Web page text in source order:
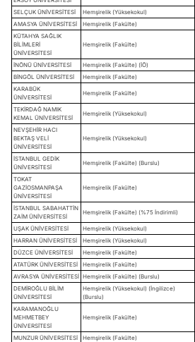
SELÇUK ÜNİVERSİTESİ Hemşirelik (Yüksekokul)
AMASYA ÜNİVERSİTESİ
Hemşirelik (Fakülte)
KÜTAHYA SAĞLIK
BİLİMLERİ
ÜNİVERSİTESİ
Hemşirelik (Fakülte)
İNÖNÜ ÜNİVERSİTESİ Hemşirelik (Fakülte) (İÖ)
BİNGÖL ÜNİVERSİTESİ
Hemşirelik (Fakülte)
KARABÜK
ÜNİVERSİTESİ
Hemşirelik (Fakülte)
TEKİRDAĞ NAMIK
KEMAL ÜNİVERSİTESİ
Hemşirelik (Yüksekokul)
NEVŞEHİR HACI
BEKTAŞ VELİ
ÜNİVERSİTESİ
Hemşirelik (Yüksekokul)
İSTANBUL GEDİK
ÜNİVERSİTESİ
Hemşirelik (Fakülte) (Burslu)
TOKAT
GAZİOSMANPAŞA
ÜNİVERSİTESİ
Hemşirelik (Fakülte)
İSTANBUL SABAHATTİN
ZAİM ÜNİVERSİTESİ
Hemşirelik (Fakülte) (%75 İndirimli)
UŞAK ÜNİVERSİTESİ Hemşirelik (Yüksekokul)
HARRAN ÜNİVERSİTESİ
Hemşirelik (Yüksekokul)
DÜZCE ÜNİVERSİTESİ
Hemşirelik (Fakülte)
ATATÜRK ÜNİVERSİTESİ
Hemşirelik (Fakülte)
AVRASYA ÜNİVERSİTESİ
Hemşirelik (Fakülte) (Burslu)
DEMİROĞLU BİLİM
ÜNİVERSİTESİ
Hemşirelik (Yüksekokul) (İngilizce)
(Burslu)
KARAMANOĞLU
MEHMETBEY
ÜNİVERSİTESİ
Hemşirelik (Fakülte)
MUNZUR ÜNİVERSİTESİ Hemşirelik (Fakülte)